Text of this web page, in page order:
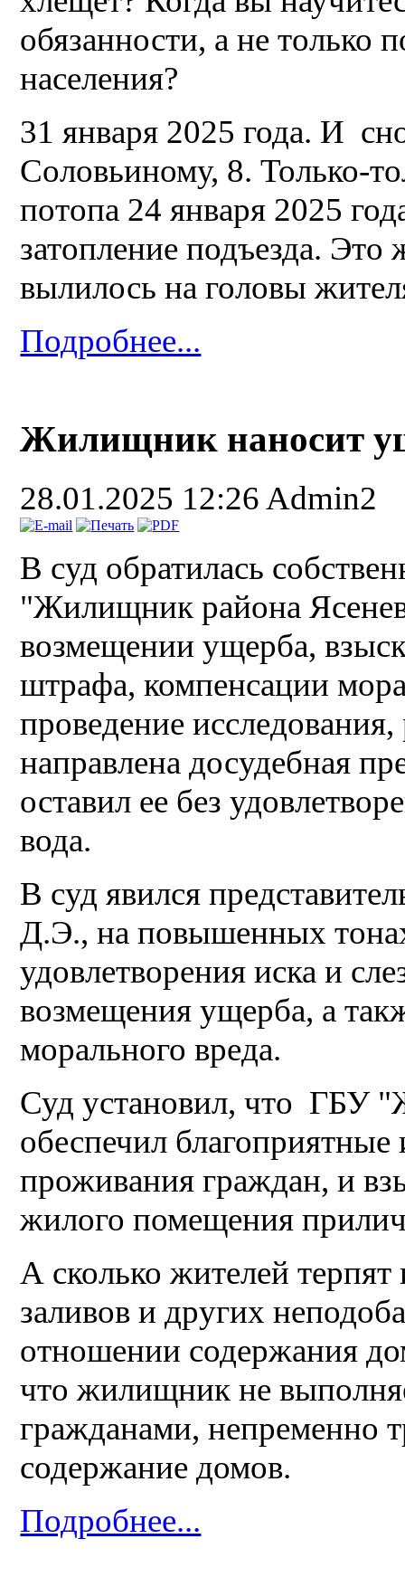
обязанности, а не только
населения?
31 января 2025 года. И
Соловьиному, 8. Только-
потопа 24 января 2025
затопление подъезда.
вылилось на головы
Подробнее...
Жилищник наносит
28.01.2025 12:26 Admin2
В суд обратилась
"Жилищник района
возмещении ущерба,
штрафа, компенсации
проведение
направлена досудебная
оставил ее без
вода.
В суд явился
Д.Э., на повышенных
удовлетворения иска и
возмещения ущерба, а
морального вреда.
Суд установил, что ГБУ
обеспечил
проживания граждан, и
жилого помещения
А сколько жителей
заливов и других
отношении содержания
что жилищник не
гражданами, непременно
содержание домов.
Подробнее...